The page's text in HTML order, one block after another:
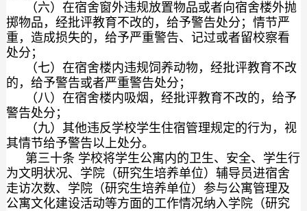
（六）在宿舍窗外违规放置物品或者向宿舍楼外抛
掷物品，经批评教育不改的，给予警告处分；情节严
重，造成损失的，给予严重警告、记过或者留校察看
处分；
（七）在宿舍楼内违规饲养动物，经批评教育不改
的，给予警告或者严重警告处分；
（八）在宿舍楼内吸烟，经批评教育不改的，给予
警告处分；
（九）其他违反学校学生住宿管理规定的行为，视
其情节给予警告以上处分。
第三十条 学校将学生公寓内的卫生、安全、学生行
为文明状况、学院（研究生培养单位）辅导员进宿舍
走访次数、学院（研究生培养单位）参与公寓管理及
公寓文化建设活动等方面的工作情况纳入学院（研究